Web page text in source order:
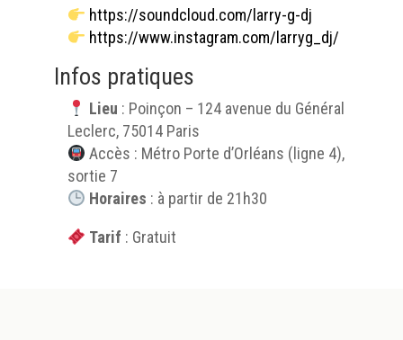
https://soundcloud.com/larry-g-dj
https://www.instagram.com/larryg_dj/
Infos pratiques
Lieu : Poinçon – 124 avenue du Général
Leclerc, 75014 Paris
Accès : Métro Porte d’Orléans (ligne 4),
sortie 7
Horaires : à partir de 21h30
Tarif : Gratuit